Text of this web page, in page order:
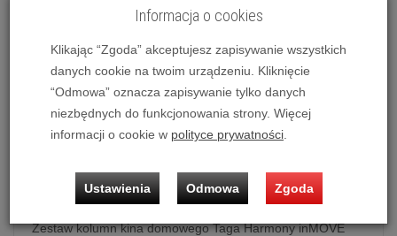
1 099,00 zł
dodaj do koszyka
Zestaw kolumn kina domowego Taga Harmony inMOVE
Informacja o cookies
Klikając “Zgoda” akceptujesz zapisywanie wszystkich
danych cookie na twoim urządzeniu. Kliknięcie
“Odmowa” oznacza zapisywanie tylko danych
niezbędnych do funkcjonowania strony. Więcej
informacji o cookie w polityce prywatności
Ustawienia Odmowa Zgoda